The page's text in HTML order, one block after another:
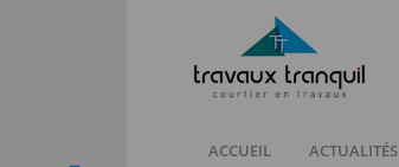
ACCUEIL ACTUALITÉS